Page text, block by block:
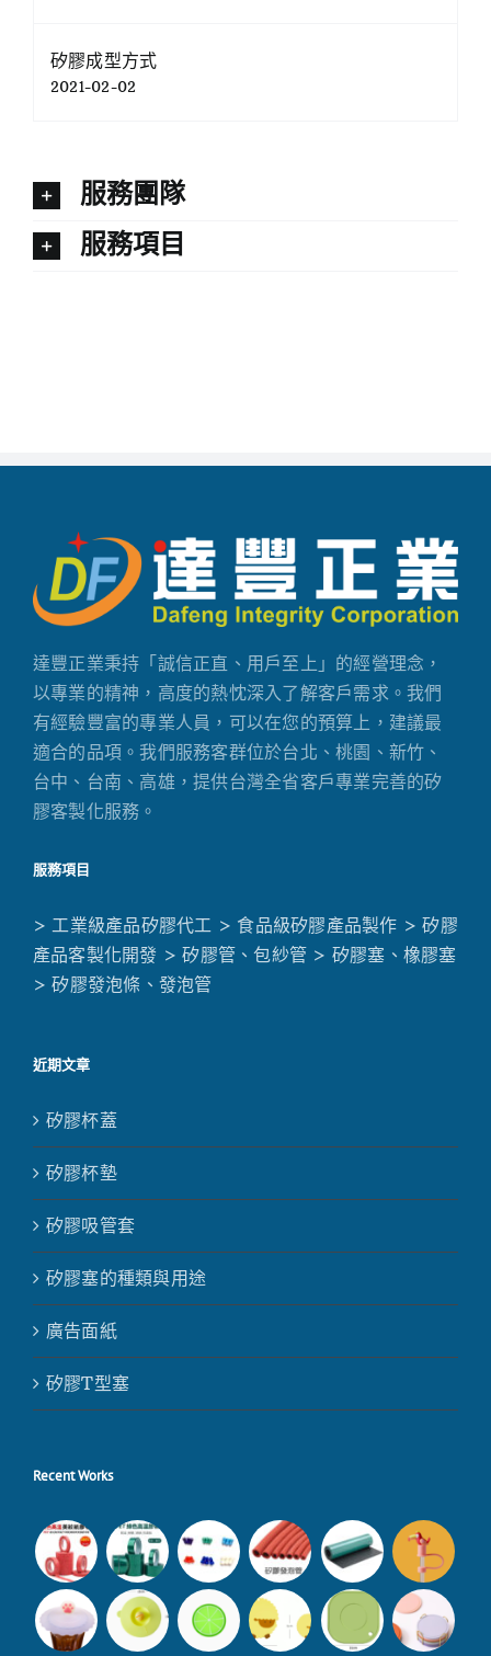
矽膠成型方式
2021-02-02
服務團隊
服務項目
達豐正業秉持「誠信正直、用戶至上」的經營理念，
以專業的精神，高度的熱忱深入了解客戶需求。我們
有經驗豐富的專業人員，可以在您的預算上，建議最
適合的品項。我們服務客群位於台北、桃園、新竹、
台中、台南、高雄，提供台灣全省客戶專業完善的矽
膠客製化服務。
服務項目
> 工業級產品矽膠代工 > 食品級矽膠產品製作 > 矽膠
產品客製化開發 > 矽膠管、包紗管 > 矽膠塞、橡膠塞
> 矽膠發泡條、發泡管
近期文章
矽膠杯蓋
矽膠杯墊
矽膠吸管套
矽膠塞的種類與用途
廣告面紙
矽膠T型塞
Recent Works